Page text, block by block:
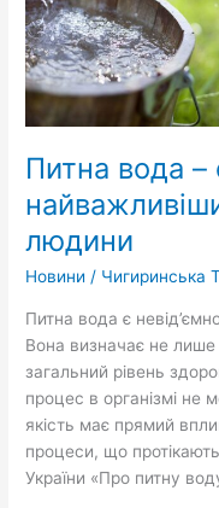
Питна вода –
людини
Новини / Чигиринська
Питна вода є
Вона визначає не лише
загальний рівень
процес в організмі не
якість має прямий вплив
процеси, що протікають
України «Про питну
життя
та
найважливіший
фактор